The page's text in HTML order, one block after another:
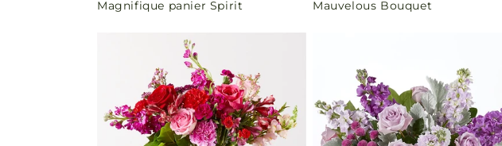
habituel
Magnifique panier Spirit
habituel
Mauvelous Bouquet